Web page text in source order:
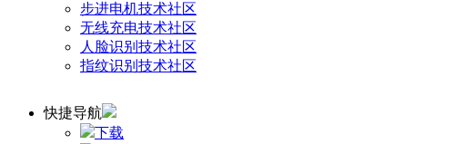
步进电机技术社区
无线充电技术社区
人脸识别技术社区
指纹识别技术社区
快捷导航
下载